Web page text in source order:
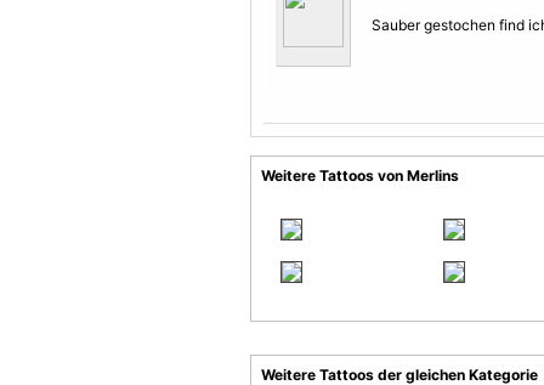
Sauber gestochen find
Weitere Tattoos von Merlins
Weitere Tattoos der gleichen Kategorie